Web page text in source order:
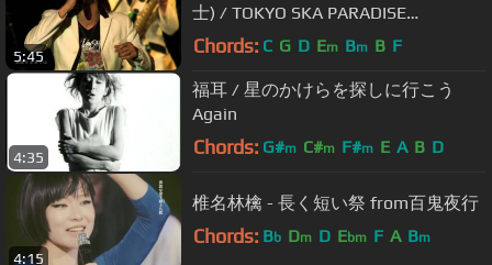
5:45
士) / TOKYO SKA PARADISE
ORCHESTRA
Chords: C G D Em Bm B F
4:35
福耳 / 星のかけらを探しに行こう
Again
Chords: G#m C#m F#m E A B D
4:15
椎名林檎 - 長く短い祭 from百鬼夜行
Chords: Bb Dm D Ebm F A Bm